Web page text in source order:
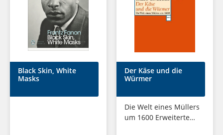
Black Skin, White
Masks
Der Käse und die
Würmer
Die Welt eines Müllers
um 1600 Erweiterte